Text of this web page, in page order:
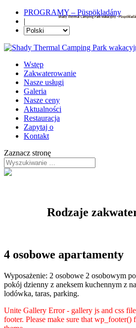
PROGRAMY – Püspökladány
|
Wstęp
Zakwaterowanie
Nasze usługi
Galeria
Nasze ceny
Aktualności
Restauracja
Zapytaj o
Kontakt
Zaznacz stronę
Shady Thermal Camping Park wakacyjny -
Rodzaje
4 osobowe apartamenty
Wyposażenie: 2 osobowe 2 osobowym
pokój dzienny z aneksem kuchennym z
lodówka, taras, parking.
Unite Gallery Error - gallery js and css
footer. Please make sure that